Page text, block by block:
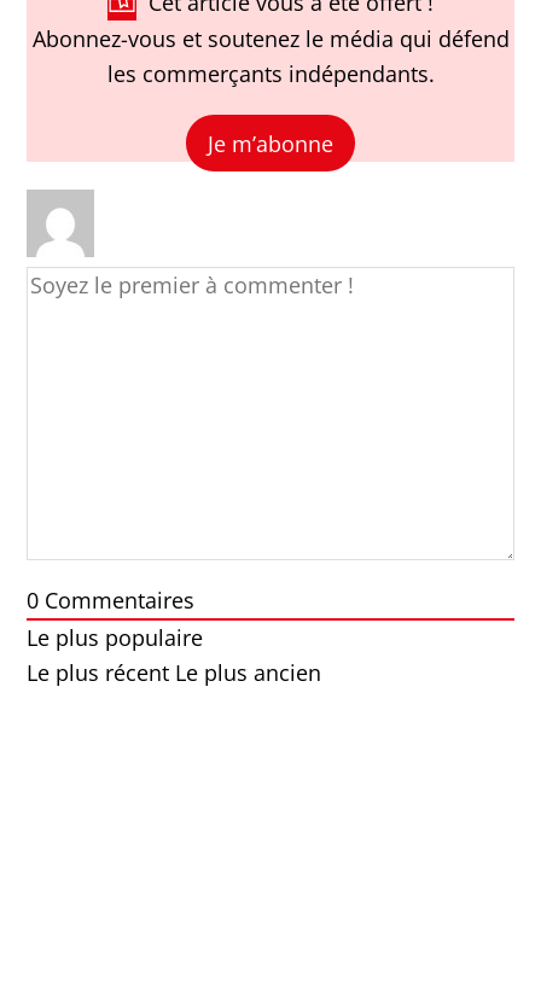
Abonnez-vous et soutenez le média qui défend
les commerçants indépendants.
Je m’abonne
0 Commentaires
Le plus populaire
Le plus récent Le plus ancien